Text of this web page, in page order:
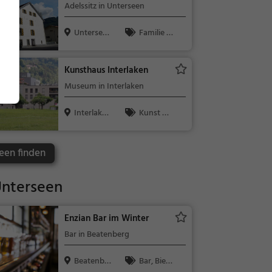
Adelssitz in Unterseen
Untersee
Familie &
Kunsthaus Interlaken
Museum in Interlaken
Interlake
Kunst &
finden
Enzian Bar im Winter
Bar in Beatenberg
Beatenber
Bar, Bier,